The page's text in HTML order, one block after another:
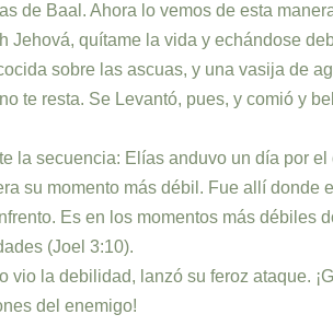
de Baal. Ahora lo vemos de esta
Jehová, quítame la vida y echándose
sobre las ascuas, y una vasija de
te resta. Se Levantó, pues, y comió y
la secuencia: Elías anduvo un día por el
su momento más débil. Fue allí donde
Es en los momentos más débiles
(Joel 3:10).
la debilidad, lanzó su feroz ataque.
del enemigo!